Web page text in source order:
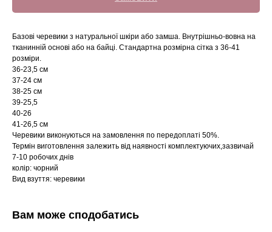
Базові черевики з натуральної шкіри або замша. Внутрішньо-вовна на
тканинній основі або на байці. Стандартна розмірна сітка з 36-41
розміри.
36-23,5 см
37-24 см
38-25 см
39-25,5
40-26
41-26,5 см
Черевики виконуються на замовлення по передоплаті 50%.
Термін виготовлення залежить від наявності комплектуючих,зазвичай
7-10 робочих днів
колір: чорний
Вид взуття: черевики
Вам може сподобатись